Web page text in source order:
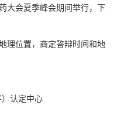
会夏季峰会期间举行，下
位置，商定答辩时间和地
认定中心